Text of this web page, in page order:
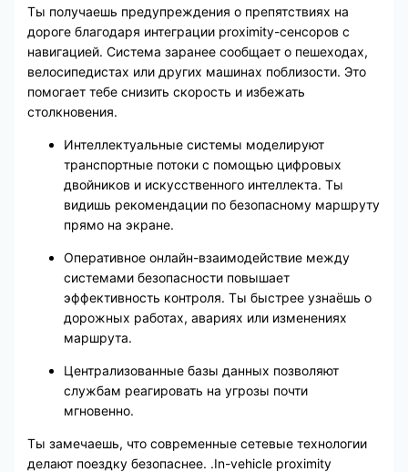
Ты получаешь предупреждения о препятствиях на
дороге благодаря интеграции proximity-сенсоров с
навигацией. Система заранее сообщает о пешеходах,
велосипедистах или других машинах поблизости. Это
помогает тебе снизить скорость и избежать
столкновения.
Интеллектуальные системы моделируют
транспортные потоки с помощью цифровых
двойников и искусственного интеллекта. Ты
видишь рекомендации по безопасному маршруту
прямо на экране.
Оперативное онлайн-взаимодействие между
системами безопасности повышает
эффективность контроля. Ты быстрее узнаёшь о
дорожных работах, авариях или изменениях
маршрута.
Централизованные базы данных позволяют
службам реагировать на угрозы почти
мгновенно.
Ты замечаешь, что современные сетевые технологии
делают поездку безопаснее. .In-vehicle proximity